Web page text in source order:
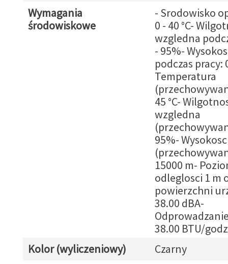
Wymagania
środowiskowe
- Srodowisko
0 - 40 °C-
wzgledna
- 95%-
podczas pracy:
Temperatura
45 °C-
wzgledna
95%-
15000 m-
odleglosci 1 m
powierzchni
38.00 dBA-
38.00 BTU/
Kolor (wyliczeniowy)
Czarny